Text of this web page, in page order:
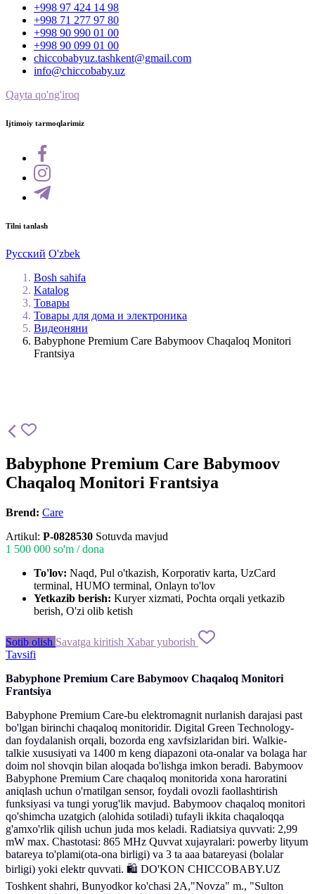
+998 97 424 14 98
+998 71 277 97 80
+998 90 990 01 00
+998 90 099 01 00
chiccobabyuz.tashkent@gmail.com
info@chiccobaby.uz
Qayta qo'ng'iroq
Ijtimoiy tarmoqlarimiz
Tilni tanlash
Русский O'zbek
Bosh sahifa
Katalog
Товары
Товары для дома и электроника
Видеоняни
Babyphone Premium Care Babymoov Chaqaloq Monitori
Frantsiya
Babyphone Premium Care Babymoov
Chaqaloq Monitori Frantsiya
Brend: Care
Artikul: P-0828530 Sotuvda mavjud
1 500 000 so'm / dona
To'lov: Naqd, Pul o'tkazish, Korporativ karta, UzCard
terminal, HUMO terminal, Onlayn to'lov
Yetkazib berish: Kuryer xizmati, Pochta orqali yetkazib
berish, O'zi olib ketish
Sotib olish Savatga kiritish Xabar yuborish
Tavsifi
Babyphone Premium Care Babymoov Chaqaloq Monitori
Frantsiya
Babyphone Premium Care-bu elektromagnit nurlanish darajasi past
bo'lgan birinchi chaqaloq monitoridir. Digital Green Technology-
dan foydalanish orqali, bozorda eng xavfsizlaridan biri. Walkie-
talkie xususiyati va 1400 m keng diapazoni ota-onalar va bolaga har
doim nol shovqin bilan aloqada bo'lishga imkon beradi. Babymoov
Babyphone Premium Care chaqaloq monitorida xona haroratini
aniqlash uchun o'rnatilgan sensor, foydali ovozli faollashtirish
funksiyasi va tungi yorug'lik mavjud. Babymoov chaqaloq monitori
qo'shimcha uzatgich (alohida sotiladi) tufayli ikkita chaqaloqqa
g'amxo'rlik qilish uchun juda mos keladi. Radiatsiya quvvati: 2,99
mW max. Chastotasi: 865 MHz Quvvat xujayralari: powerby lityum
batareya to'plami(ota-ona birligi) va 3 ta aaa batareyasi (bolalar
birligi) yoki elektr quvvati. 🛍 DO'KON CHICCOBABY.UZ
Toshkent shahri, Bunyodkor ko'chasi 2A,"Novza" m., "Sulton